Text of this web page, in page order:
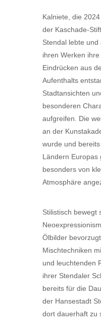
Kalniete, die
der Kaschade-
Stendal lebte
ihren Werken
Eindrücken aus
Aufenthalts
Stadtansichten
besonderen
aufgreifen. Die
an der
wurde und
Ländern Europas
besonders von
Atmosphäre
Stilistisch bewegt
Ölbilder
Mischtechniken
und leuchtenden
ihrer Stendaler
bereits für die
der Hansestadt
dort dauerhaft zu